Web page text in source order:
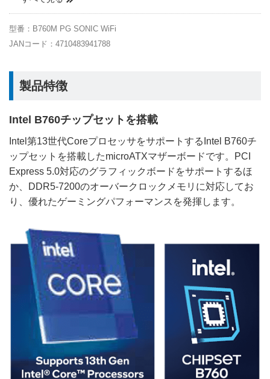
型番：B760M PG SONIC WiFi
JANコード：4710483941788
製品特徴
Intel B760チップセットを搭載
Intel第13世代CoreプロセッサをサポートするIntel B760チ
ップセットを搭載したmicroATXマザーボードです。PCI
Express 5.0対応のグラフィックボードをサポートするほ
か、DDR5-7200のオーバークロックメモリに対応してお
り、優れたゲーミングパフォーマンスを発揮します。